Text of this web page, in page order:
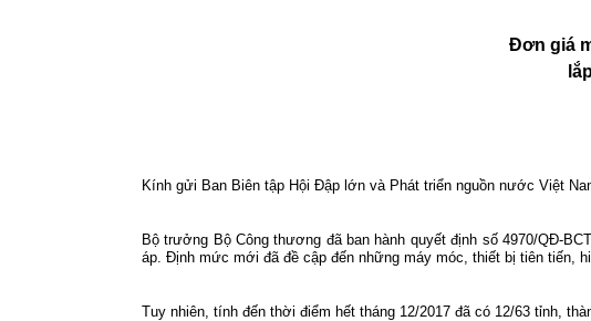
Đơn giá
Kính gửi Ban Biên tập Hội Đập lớn và Phát triển nguồn nước Việt
Bộ trưởng Bộ Công thương đã ban hành quyết định số 4970/QĐ-
áp. Định mức mới đã đề cập đến những máy móc, thiết bị tiên tiến,
Tuy nhiên, tính đến thời điểm hết tháng 12/2017 đã có 12/63 tỉnh,